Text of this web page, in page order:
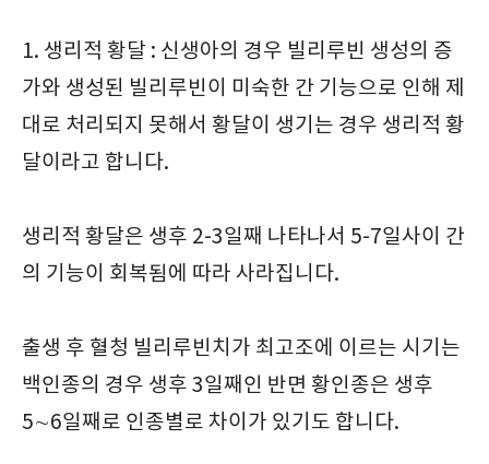
1. 생리적 황달 : 신생아의 경우 빌리루빈 생성의 증
가와 생성된 빌리루빈이 미숙한 간 기능으로 인해 제
대로 처리되지 못해서 황달이 생기는 경우 생리적 황
달이라고 합니다.
생리적 황달은 생후 2-3일째 나타나서 5-7일사이 간
의 기능이 회복됨에 따라 사라집니다.
출생 후 혈청 빌리루빈치가 최고조에 이르는 시기는
백인종의 경우 생후 3일째인 반면 황인종은 생후
5∼6일째로 인종별로 차이가 있기도 합니다.